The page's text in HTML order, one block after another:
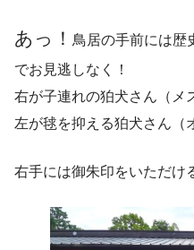
あっ！ 鳥居の手前には歴
でお見逃しなく！
右が子連れの狛犬さん（メ
左が毬を抑える狛犬さん（
右手には御朱印をいただけ